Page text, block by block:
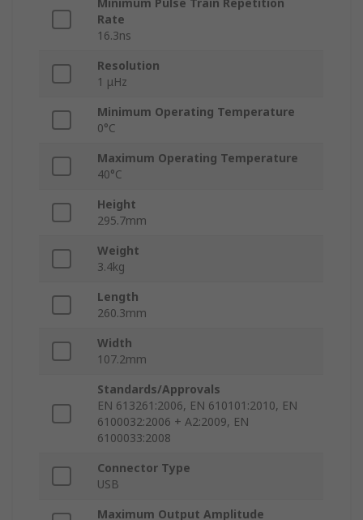
Minimum Pulse Train Repetition
Rate
16.3ns
Resolution
1 μHz
Minimum Operating Temperature
0°C
Maximum Operating Temperature
40°C
Height
295.7mm
Weight
3.4kg
Length
260.3mm
Width
107.2mm
Standards/Approvals
EN 613261:2006, EN 610101:2010, EN
6100032:2006 + A2:2009, EN
6100033:2008
Connector Type
USB
Maximum Output Amplitude